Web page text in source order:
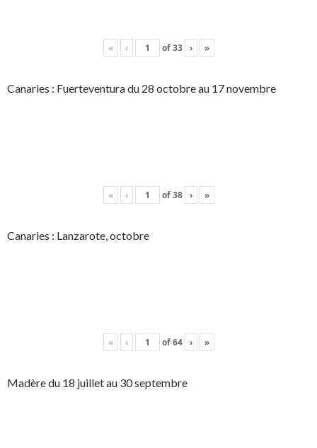
« ‹ of33 › »
Canaries : Fuerteventura du 28 octobre au 17 novembre
« ‹ of38 › »
Canaries : Lanzarote, octobre
« ‹ of64 › »
Madère du 18 juillet au 30 septembre